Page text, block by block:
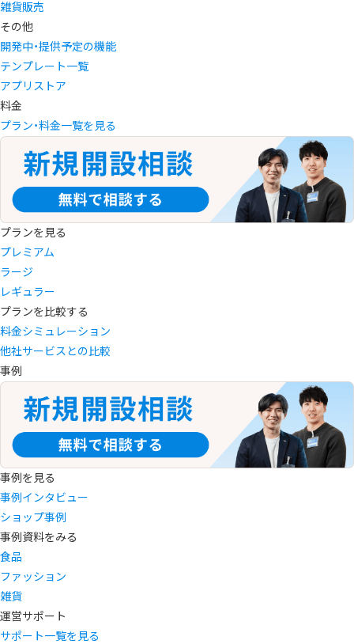
雑貨販売
その他
開発中・提供予定の機能
テンプレート一覧
アプリストア
料金
プラン・料金一覧を見る
プランを見る
プレミアム
ラージ
レギュラー
プランを比較する
料金シミュレーション
他社サービスとの比較
事例
事例を見る
事例インタビュー
ショップ事例
事例資料をみる
食品
ファッション
雑貨
運営サポート
サポート一覧を見る